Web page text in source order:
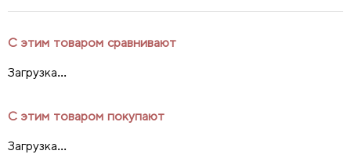
С этим товаром сравнивают
Загрузка...
С этим товаром покупают
Загрузка...